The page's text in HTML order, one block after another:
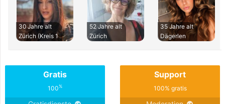
30 Jahre alt
Zürich (Kreis 1
52 Jahre alt
Zürich
35 Jahre alt
Dägerlen
Gratis
100%
Support
100% gratis